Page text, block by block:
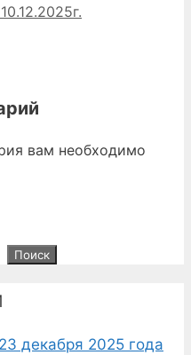
вам необходимо
Поиск
декабря 2025 года